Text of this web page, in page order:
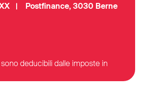
| Postfinance, 3030 Berne
deducibili dalle imposte in